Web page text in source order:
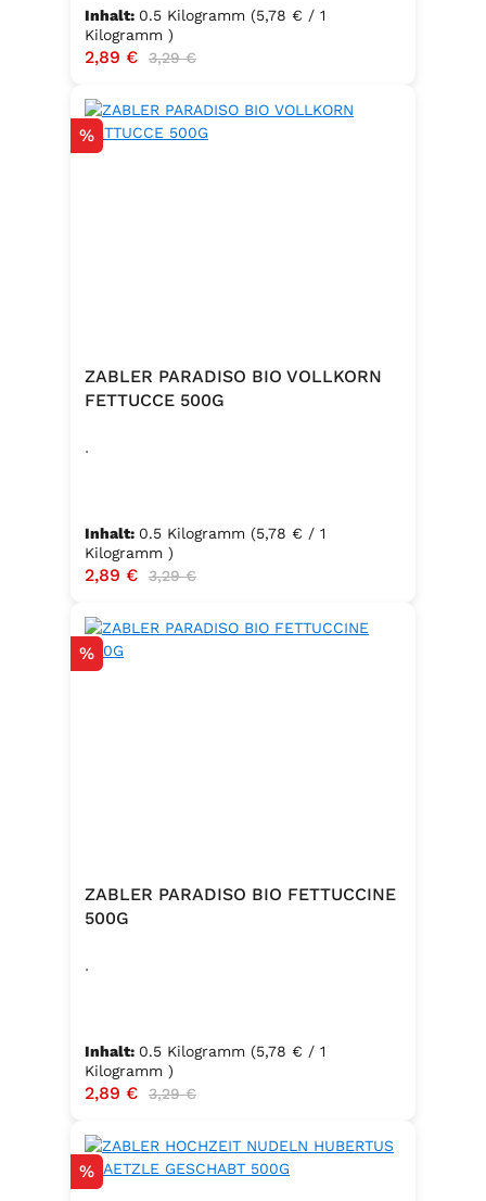
Inhalt: 0.5 Kilogramm (5,78 € / 1
Kilogramm )
Verkaufspreis:
2,89 € Regulärer Preis:
3,29 €
Rabatt
%
ZABLER PARADISO BIO VOLLKORN
FETTUCCE 500G
.
Inhalt: 0.5 Kilogramm (5,78 € / 1
Kilogramm )
Verkaufspreis:
2,89 € Regulärer Preis:
3,29 €
Rabatt
%
ZABLER PARADISO BIO FETTUCCINE
500G
.
Inhalt: 0.5 Kilogramm (5,78 € / 1
Kilogramm )
Verkaufspreis:
2,89 € Regulärer Preis:
3,29 €
Rabatt
%